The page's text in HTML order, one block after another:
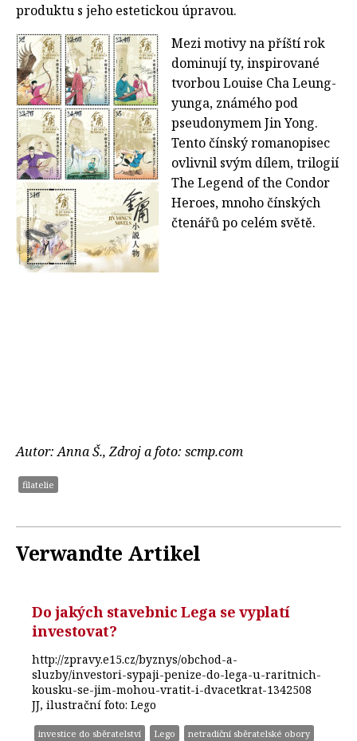
produktu s jeho estetickou úpravou.
Mezi motivy na příští rok
dominují ty, inspirované
tvorbou Louise Cha Leung-
yunga, známého pod
pseudonymem Jin Yong.
Tento čínský romanopisec
ovlivnil svým dílem, trilogií
The Legend of the Condor
Heroes, mnoho čínských
čtenářů po celém světě.
Autor: Anna Š., Zdroj a foto: scmp.com
filatelie
Verwandte Artikel
Do jakých stavebnic Lega se vyplatí
investovat?
http://zpravy.e15.cz/byznys/obchod-a-
sluzby/investori-sypaji-penize-do-lega-u-raritnich-
kousku-se-jim-mohou-vratit-i-dvacetkrat-1342508
JJ, ilustrační foto: Lego
investice do sběratelství Lego netradiční sběratelské obory